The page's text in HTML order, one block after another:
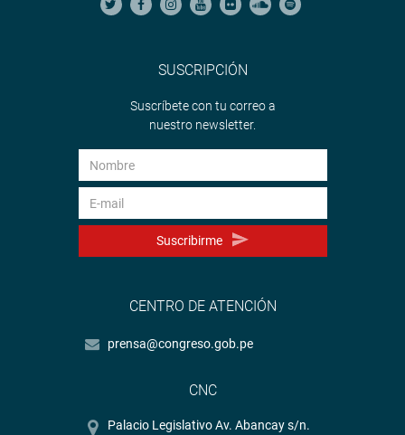
SUSCRIPCIÓN
Suscríbete con tu correo a
nuestro newsletter.
Suscribirme
CENTRO DE ATENCIÓN
prensa@congreso.gob.pe
CNC
Palacio Legislativo Av. Abancay s/n.